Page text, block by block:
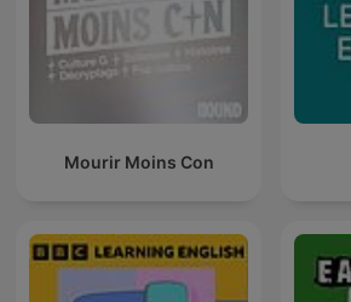
Mourir Moins Con